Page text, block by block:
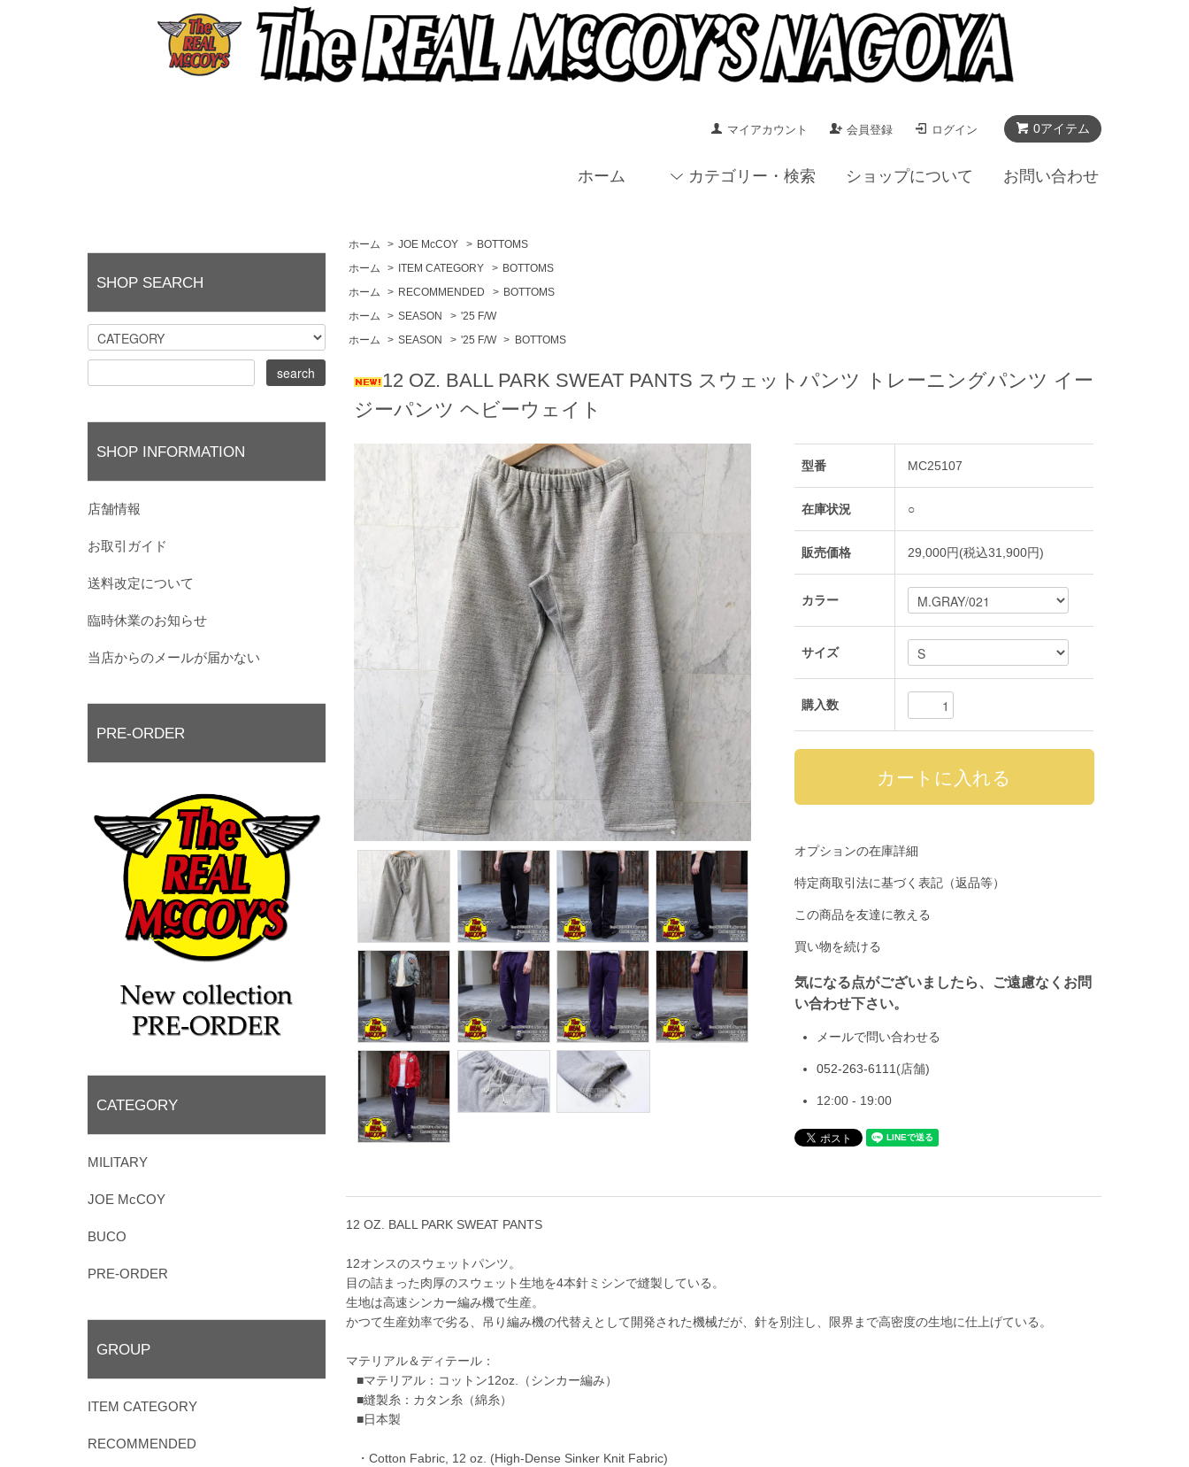
0アイテム
マイアカウント 会員登録 ログイン
ホーム カテゴリー・検索 ショップについて お問い合わせ
ホーム > JOE McCOY > BOTTOMS
ホーム
> ITEM CATEGORY > BOTTOMS
ホーム
> RECOMMENDED > BOTTOMS
ホーム
> SEASON > '25 F/W
ホーム
> SEASON > '25 F/W > BOTTOMS
12 OZ. BALL PARK SWEAT PANTS スウェットパンツ トレーニングパンツ イー
ジーパンツ ヘビーウェイト
型番 MC25107
在庫状況 ○
販売価格 29,000円(税込31,900円)
カラー
サイズ
購入数
オプションの在庫詳細
特定商取引法に基づく表記（返品等）
この商品を友達に教える
買い物を続ける
気になる点がございましたら、ご遠慮なくお問
い合わせ下さい。
メールで問い合わせる
052-263-6111 (店舗)
12:00 - 19:00
12 OZ. BALL PARK SWEAT PANTS
12オンスのスウェットパンツ。
目の詰まった肉厚のスウェット生地を4本針ミシンで縫製している。
生地は高速シンカー編み機で生産。
かつて生産効率で劣る、吊り編み機の代替えとして開発された機械だが、針を別注し、限界まで高密度の生地に仕上げている。
マテリアル＆ディテール：
■マテリアル：コットン12oz.（シンカー編み）
■縫製糸：カタン糸（綿糸）
■日本製
・Cotton Fabric, 12 oz. (High-Dense Sinker Knit Fabric)
SHOP SEARCH
SHOP INFORMATION
店舗情報
お取引ガイド
送料改定について
臨時休業のお知らせ
当店からのメールが届かない
PRE-ORDER
CATEGORY
MILITARY
JOE McCOY
BUCO
PRE-ORDER
GROUP
ITEM CATEGORY
RECOMMENDED